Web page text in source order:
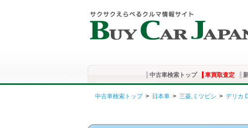
中古車検索トップ 車買取査定
中古車検索トップ> 日本車 > 三菱,ミツビシ > デリカ